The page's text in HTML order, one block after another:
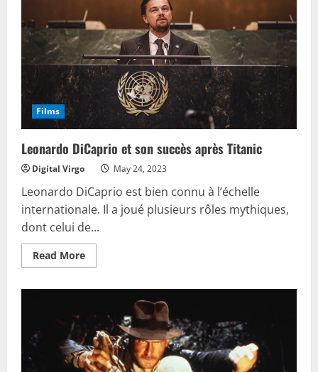
en
live-
action
Films
Leonardo DiCaprio et son succès après Titanic
Digital Virgo May 24, 2023
Leonardo DiCaprio est bien connu à l’échelle
internationale. Il a joué plusieurs rôles mythiques,
dont celui de...
Read MoreRead
more
son
succès
après
Titanic